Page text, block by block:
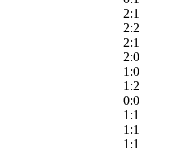
2:1
2:2
2:1
2:0
1:0
1:2
0:0
1:1
1:1
1:1